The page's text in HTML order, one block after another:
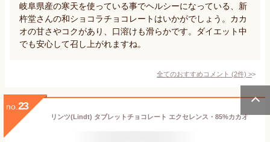
岐阜県産の寒天を使っている事でヘルシーになっている、新
杵堂さんの和ショコラチョコレートはいかがでしょう。カカ
オの甘さやコクがあり、口溶けも滑らかです。ダイエット中
でも安心して召し上がれますね。
全てのおすすめコメント (2件) >
no. 23
リンツ(Lindt) タブレットチョコレート エクセレンス・85%カカオ